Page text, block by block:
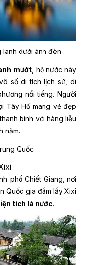
lanh dưới ánh đèn
mướt, hồ nước này
số di tích lịch sử, di
nổi tiếng. Người
Tây Hồ mang vẻ đẹp
bình với hàng liễu
năm.
Quốc
phố Chiết Giang, nơi
Quốc gia đầm lầy Xixi
tích là nước.